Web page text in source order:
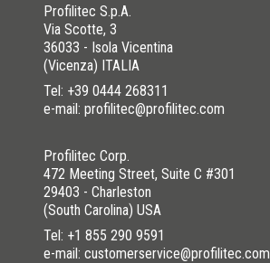
Profilitec S.p.A.
Via Scotte, 3
36033 - Isola Vicentina
(Vicenza) ITALIA
Tel: +39 0444 268311
e-mail: profilitec@profilitec.com
Profilitec Corp.
472 Meeting Street, Suite C #301
29403 - Charleston
(South Carolina) USA
Tel: +1 855 290 9591
e-mail: customerservice@profilitec.com